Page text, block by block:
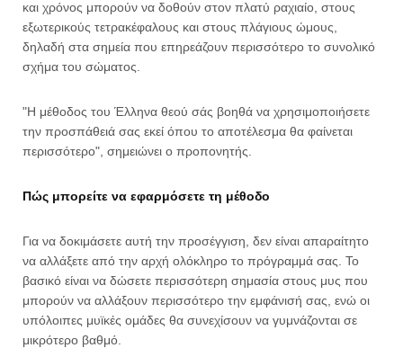
και χρόνος μπορούν να δοθούν στον πλατύ ραχιαίο, στους
εξωτερικούς τετρακέφαλους και στους πλάγιους ώμους,
δηλαδή στα σημεία που επηρεάζουν περισσότερο το συνολικό
σχήμα του σώματος.
"Η μέθοδος του Έλληνα θεού σάς βοηθά να χρησιμοποιήσετε
την προσπάθειά σας εκεί όπου το αποτέλεσμα θα φαίνεται
περισσότερο", σημειώνει ο προπονητής.
Πώς μπορείτε να εφαρμόσετε τη μέθοδο
Για να δοκιμάσετε αυτή την προσέγγιση, δεν είναι απαραίτητο
να αλλάξετε από την αρχή ολόκληρο το πρόγραμμά σας. Το
βασικό είναι να δώσετε περισσότερη σημασία στους μυς που
μπορούν να αλλάξουν περισσότερο την εμφάνισή σας, ενώ οι
υπόλοιπες μυϊκές ομάδες θα συνεχίσουν να γυμνάζονται σε
μικρότερο βαθμό.